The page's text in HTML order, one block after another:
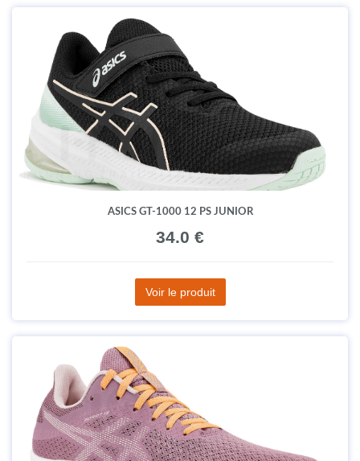
ASICS GT-1000 12 PS JUNIOR
34.0 €
Voir le produit